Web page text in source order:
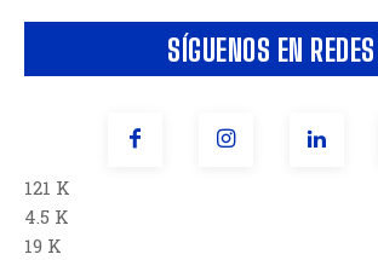
SÍGUENOS EN REDES
121 K
4.5 K
19 K